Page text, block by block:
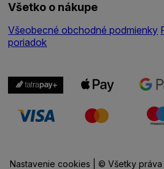
Všetko o nákupe
Všeobecné obchodné podmienky
poriadok
Nastavenie cookies | © Všetky